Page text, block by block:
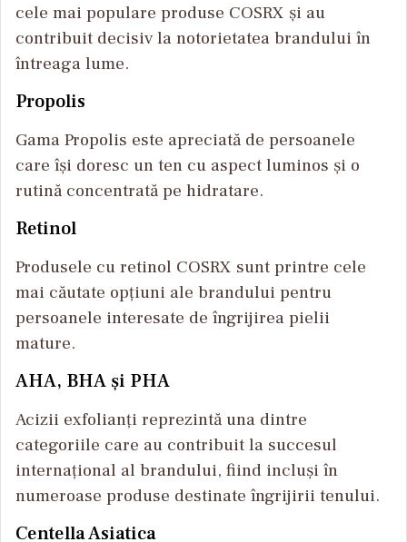
cele mai populare produse COSRX și au
contribuit decisiv la notorietatea brandului în
întreaga lume.
Propolis
Gama Propolis este apreciată de persoanele
care își doresc un ten cu aspect luminos și o
rutină concentrată pe hidratare.
Retinol
Produsele cu retinol COSRX sunt printre cele
mai căutate opțiuni ale brandului pentru
persoanele interesate de îngrijirea pielii
mature.
AHA, BHA și PHA
Acizii exfolianți reprezintă una dintre
categoriile care au contribuit la succesul
internațional al brandului, fiind incluși în
numeroase produse destinate îngrijirii tenului.
Centella Asiatica